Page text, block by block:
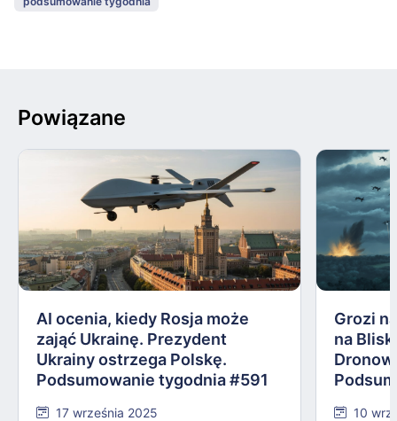
Powiązane
AI ocenia, kiedy Rosja może
zająć Ukrainę. Prezydent
Ukrainy ostrzega Polskę.
Podsumowanie tygodnia #591
17 września 2025
Grozi
na
10